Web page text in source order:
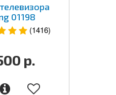
01198
(1416)
р.